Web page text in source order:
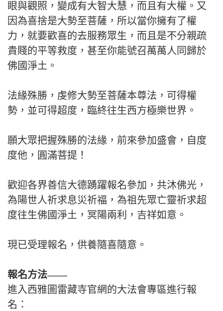
眼與觀照，變成有大智大慧，而且有大權。又
因為喜捨是大勢至菩薩，所以當你擁有了權
力，就要歡喜的去服務眾生，而且是不分親疏
貴賤的平等救度，甚至你能號召萬萬人同歸於
佛國淨土。
法緣殊勝，虔修大勢至菩薩本尊法，可得權
勢，並可得超度，臨終往生西方極樂世界。
願大眾把握殊勝的法緣，前來參加盛會，自度
度他，圓滿菩提！
歡迎各界善信大德踴躍報名參加，共沐佛光，
為陽世人祈求息災祈福，為祖先眾亡靈祈求超
度往生佛國淨土，冥陽兩利，吉祥如意。
現已受理報名，供養隨喜隨意。
報名方法——
進入西雅圖雷藏寺官網的大法會專區進行報
名：